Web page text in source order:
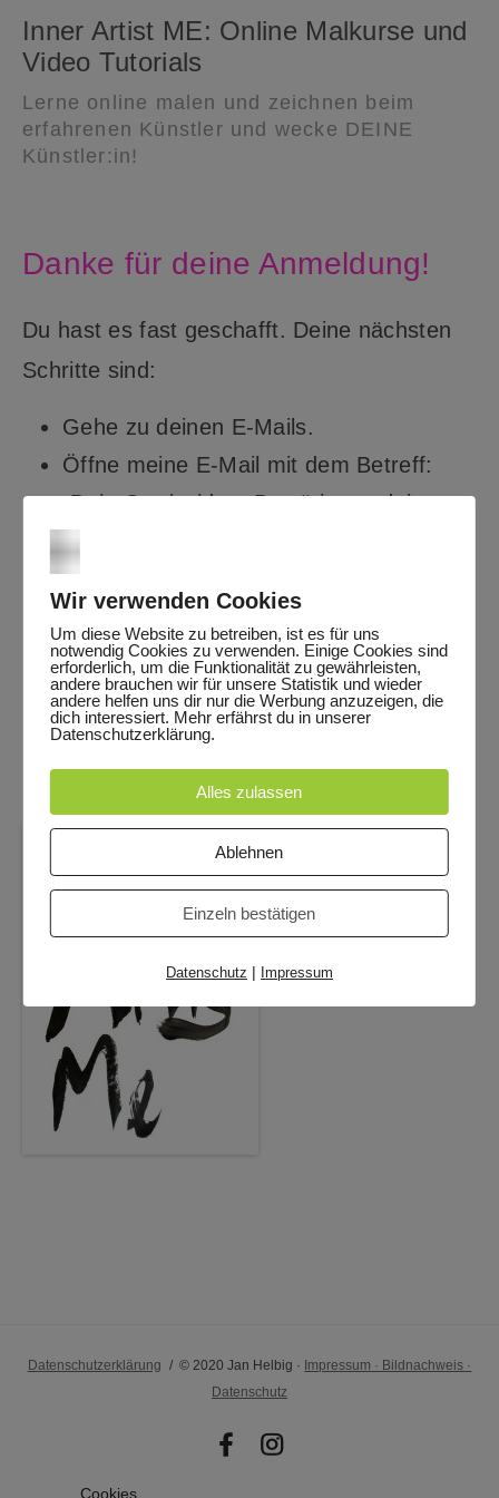
Inner Artist ME: Online Malkurse und
Video Tutorials
Lerne online malen und zeichnen beim
erfahrenen Künstler und wecke DEINE
Künstler:in!
Danke für deine Anmeldung!
Du hast es fast geschafft. Deine nächsten
Schritte sind:
Gehe zu deinen E-Mails.
Öffne meine E-Mail mit dem Betreff:
„Dein Gratisvideo: Bestätigung deiner
Emailadresse“ und dem Absender: „Jan
Helbig – Inner Artist ME“. Prüfe
sicherheitshalber auch deinen
Spamordner.
Klicke auf den Link in meiner Email, um
deine E-Mailadresse zu bestätigen.
Datenschutzerklärung © 2020 Jan Helbig · Impressum · Bildnachweis ·
Datenschutz
Cookies
Wir verwenden Cookies
Um diese Website zu betreiben, ist es für uns
notwendig Cookies zu verwenden. Einige Cookies sind
erforderlich, um die Funktionalität zu gewährleisten,
andere brauchen wir für unsere Statistik und wieder
andere helfen uns dir nur die Werbung anzuzeigen, die
dich interessiert. Mehr erfährst du in unserer
Datenschutzerklärung.
Alles zulassen
Ablehnen
Einzeln bestätigen
Datenschutz | Impressum